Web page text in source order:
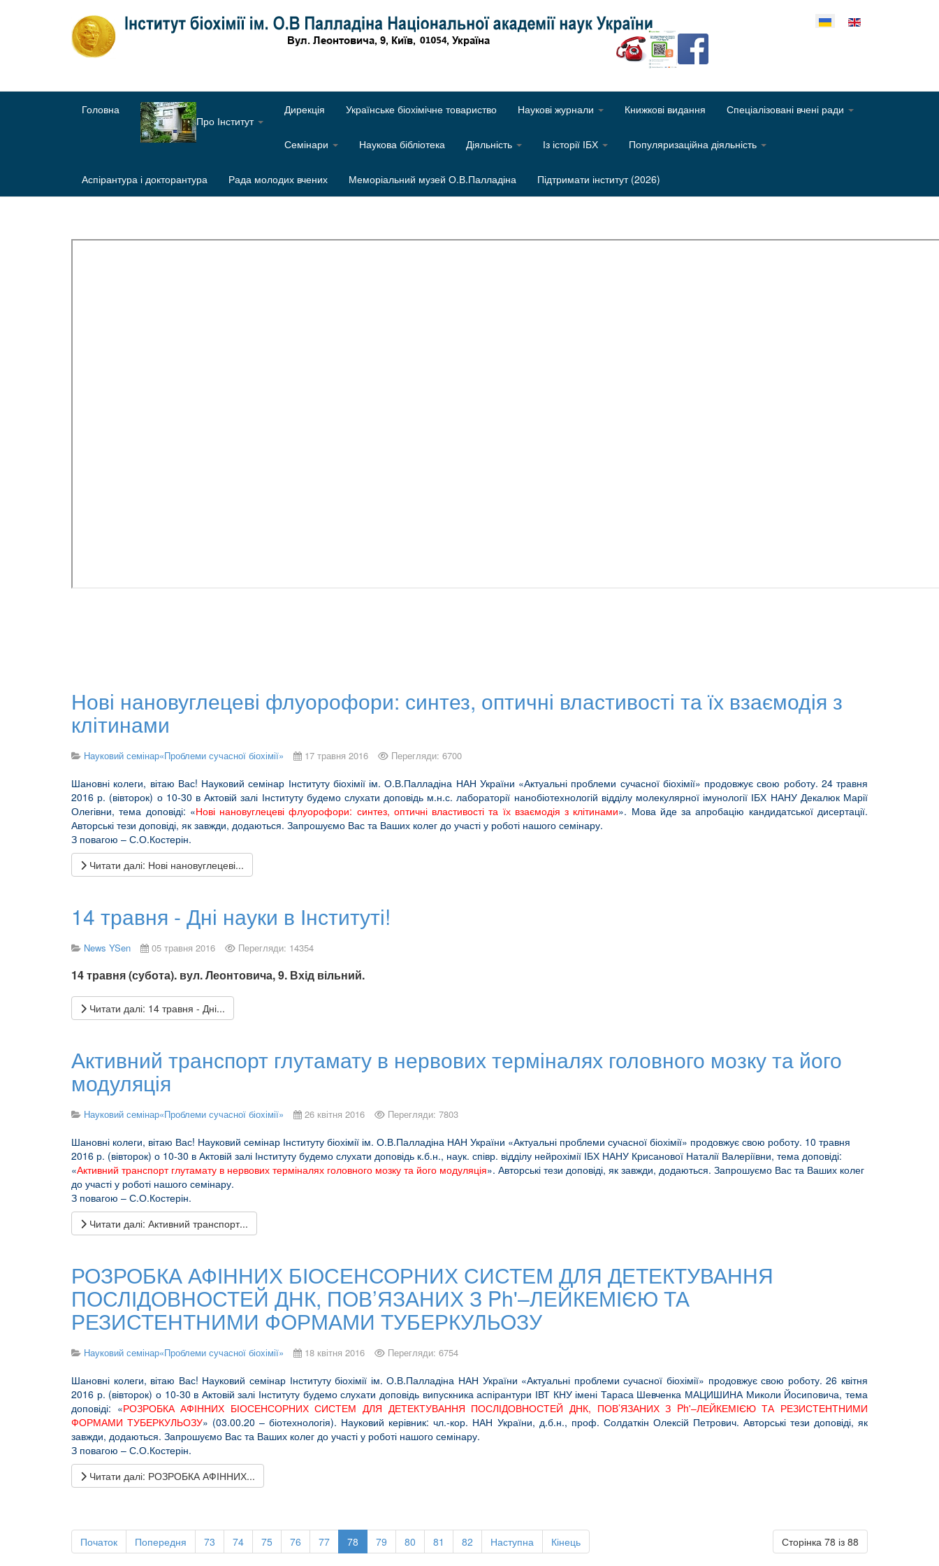
Оберіть свою мову
Головна
Про Інститут
Дирекція Українське біохімічне товариство Наукові журнали Книжкові видання Спеціалізовані вчені ради
Семінари Наукова бібліотека Діяльність Із історії ІБХ Популяризаційна діяльність
Аспірантура і докторантура Рада молодих вчених Меморіальний музей О.В.Палладіна Підтримати інститут (2026)
Нові нановуглецеві флуорофори: синтез, оптичні властивості та їх взаємодія з
клітинами
Науковий семінар«Проблеми сучасної біохімії» 17 травня 2016 Перегляди: 6700
Шановні колеги, вітаю Вас! Науковий семінар Інституту біохімії ім. О.В.Палладіна НАН України «Актуальні проблеми сучасної біохімії» продовжує свою роботу. 24 травня
2016 р. (вівторок) о 10-30 в Актовій залі Інституту будемо слухати доповідь м.н.с. лабораторії нанобіотехнологій відділу молекулярної імунології ІБХ НАНУ Декалюк Марії
Олегівни, тема доповіді: «Нові нановуглецеві флуорофори: синтез, оптичні властивості та їх взаємодія з клітинами». Мова йде за апробацію кандидатської дисертації.
Авторські тези доповіді, як завжди, додаються. Запрошуємо Вас та Ваших колег до участі у роботі нашого семінару.
З повагою – С.О.Костерін.
Читати далі: Нові нановуглецеві...
14 травня - Дні науки в Інституті!
News YSen 05 травня 2016 Перегляди: 14354
14 травня (субота). вул. Леонтовича, 9. Вхід вільний.
Читати далі: 14 травня - Дні...
Активний транспорт глутамату в нервових терміналях головного мозку та його
модуляція
Науковий семінар«Проблеми сучасної біохімії» 26 квітня 2016 Перегляди: 7803
Шановні колеги, вітаю Вас! Науковий семінар Інституту біохімії ім. О.В.Палладіна НАН України «Актуальні проблеми сучасної біохімії» продовжує свою роботу. 10 травня
2016 р. (вівторок) о 10-30 в Актовій залі Інституту будемо слухати доповідь к.б.н., наук. співр. відділу нейрохімії ІБХ НАНУ Крисанової Наталії Валеріївни, тема доповіді:
«Активний транспорт глутамату в нервових терміналях головного мозку та його модуляція». Авторські тези доповіді, як завжди, додаються. Запрошуємо Вас та Ваших колег
до участі у роботі нашого семінару.
З повагою – С.О.Костерін.
Читати далі: Активний транспорт...
РОЗРОБКА АФІННИХ БІОСЕНСОРНИХ СИСТЕМ ДЛЯ ДЕТЕКТУВАННЯ
ПОСЛІДОВНОСТЕЙ ДНК, ПОВ’ЯЗАНИХ З Ph'–ЛЕЙКЕМІЄЮ ТА
РЕЗИСТЕНТНИМИ ФОРМАМИ ТУБЕРКУЛЬОЗУ
Науковий семінар«Проблеми сучасної біохімії» 18 квітня 2016 Перегляди: 6754
Шановні колеги, вітаю Вас! Науковий семінар Інституту біохімії ім. О.В.Палладіна НАН України «Актуальні проблеми сучасної біохімії» продовжує свою роботу. 26 квітня
2016 р. (вівторок) о 10-30 в Актовій залі Інституту будемо слухати доповідь випускника аспірантури ІВТ КНУ імені Тараса Шевченка МАЦИШИНА Миколи Йосиповича, тема
доповіді: «РОЗРОБКА АФІННИХ БІОСЕНСОРНИХ СИСТЕМ ДЛЯ ДЕТЕКТУВАННЯ ПОСЛІДОВНОСТЕЙ ДНК, ПОВ’ЯЗАНИХ З Ph'–ЛЕЙКЕМІЄЮ ТА РЕЗИСТЕНТНИМИ
ФОРМАМИ ТУБЕРКУЛЬОЗУ» (03.00.20 – біотехнологія). Науковий керівник: чл.-кор. НАН України, д.б.н., проф. Солдаткін Олексій Петрович. Авторські тези доповіді, як
завжди, додаються. Запрошуємо Вас та Ваших колег до участі у роботі нашого семінару.
З повагою – С.О.Костерін.
Читати далі: РОЗРОБКА АФІННИХ...
Сторінка 78 із 88
Початок Попередня 73 74 75 76 77 78 79 80 81 82 Наступна Кінець